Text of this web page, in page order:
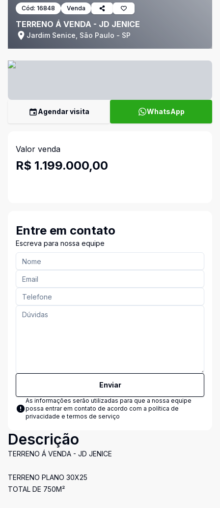
Cód: 16848 Venda
TERRENO Á VENDA - JD JENICE
Jardim Senice, São Paulo - SP
Agendar visita WhatsApp
Valor venda
R$ 1.199.000,00
Entre em contato
Escreva para nossa equipe
Enviar
As informações serão utilizadas para que a nossa equipe
possa entrar em contato de acordo com a política de
privacidade e termos de serviço
Descrição
TERRENO Á VENDA - JD JENICE
TERRENO PLANO 30X25
TOTAL DE 750M²